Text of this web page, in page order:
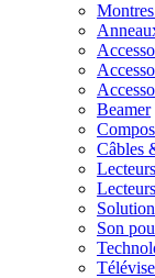
Beamer
Câbles
Son